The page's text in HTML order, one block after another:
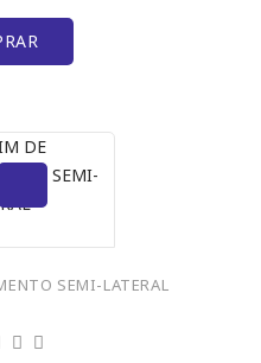
SEMI-LATERAL